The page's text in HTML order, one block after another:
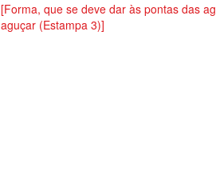
[Forma, que se deve dar às pontas das
aguçar (Estampa 3)]